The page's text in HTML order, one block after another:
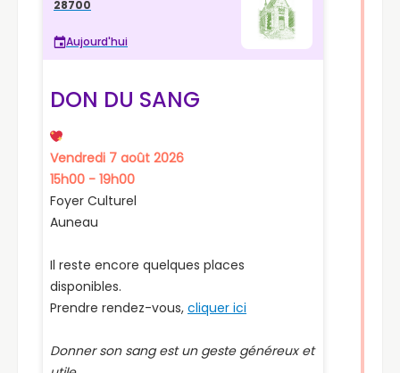
communes du département. Pour savoir lesquelles,
rendez-vous ici. Concernant les cartes grises, la
démarche est expliquée ici aussi.
Dossier pour l’inscription à la cantine pour l'année
scolaire 2026/2027.
05.Don du Sang
Le prochain don du sang aura lieu à Auneau le
vendredi 07 août 2026, au Foyer Culturel de 15h à
19h. Venez nombreux.